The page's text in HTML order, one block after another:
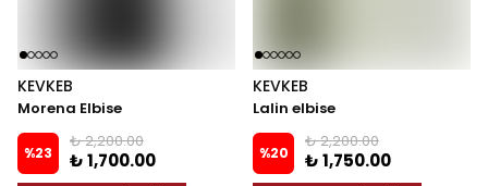
KEVKEB
Morena Elbise
%23
₺ 2,200.00
₺ 1,700.00
KEVKEB
Lalin elbise
%20
₺ 2,200.00
₺ 1,750.00